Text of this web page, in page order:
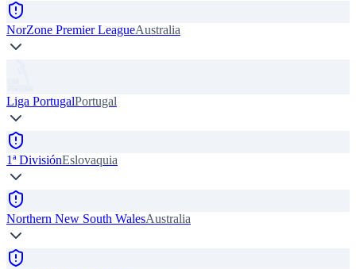
NorZone Premier LeagueAustralia
Liga PortugalPortugal
1ª DivisiónEslovaquia
Northern New South WalesAustralia